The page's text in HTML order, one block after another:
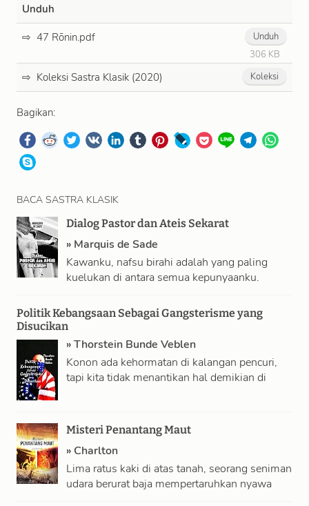
Unduh
Unduh
306 KB
47 Rōnin.pdf
Koleksi
Koleksi Sastra Klasik (2020)
Bagikan:
BACA SASTRA KLASIK
Dialog Pastor dan Ateis Sekarat
» Marquis de Sade
Kawanku, nafsu birahi adalah yang paling
kuelukan di antara semua kepunyaanku.
hadapan berhala-berhalanya dan …
Politik Kebangsaan Sebagai Gangsterisme yang
Disucikan
»Thorstein Bunde Veblen
Konon ada kehormatan di kalangan pencuri,
tapi kita tidak menantikan hal demikian di
Misteri Penantang Maut
» Charlton
Lima ratus kaki di atas tanah, seorang seniman
udara berurat baja mempertaruhkan nyawa